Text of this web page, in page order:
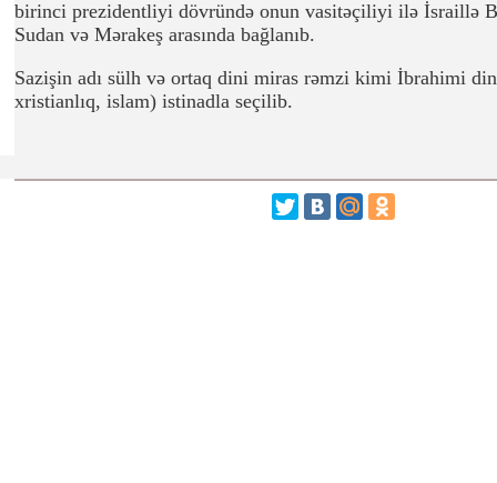
birinci prezidentliyi dövründə onun vasitəçiliyi ilə İsraillə
Sudan və Mərakeş arasında bağlanıb.
Sazişin adı sülh və ortaq dini miras rəmzi kimi İbrahimi
xristianlıq, islam) istinadla seçilib.